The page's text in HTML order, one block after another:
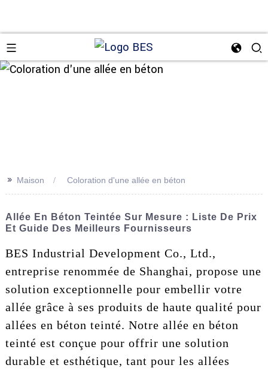
>> Maison Coloration d'une allée en béton
Allée En Béton Teintée Sur Mesure : Liste De Prix
Et Guide Des Meilleurs Fournisseurs
BES Industrial Development Co., Ltd.,
entreprise renommée de Shanghai, propose une
solution exceptionnelle pour embellir votre
allée grâce à ses produits de haute qualité pour
allées en béton teinté. Notre allée en béton
teinté est conçue pour offrir une solution
durable et esthétique, tant pour les allées